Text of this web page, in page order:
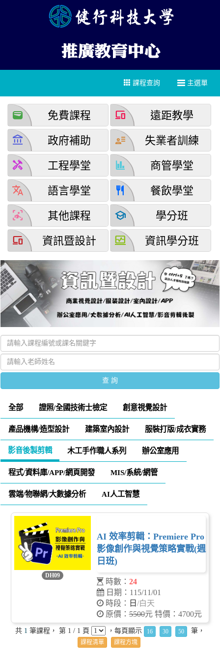
主選單
課程查詢
wallet 免費課程 devices 遠距教學
account_balance 政府補助 user_attributes 失業者訓練
handyman 工程學堂 finance 商管學堂
translate 語言學堂 restaurant 餐飲學堂
detection_and_zone 其他課程 school 學分班
devices 資訊暨設計 browse_activity 資訊學分班
全部 證照/全國技術士檢定 創意視覺設計
產品機構/造型設計 建築室內設計 服裝打版/成衣實務
影音後製剪輯 木工手作職人系列 辦公室應用
程式/資料庫/APP/網頁開發 MIS/系統/網管
雲端/物聯網/大數據分析 AI人工智慧
DH09
AI 效率剪輯：Premiere Pro
影像創作與視覺策略實戰(週
日班)
時數： 24
日期：115/11/01
時段：
日 /白天
原價：5500元 特價：4700元
共 1 筆課程， 第 1 / 1 頁 ，每頁顯示 16 30 50 筆，
課程清單 課程方塊